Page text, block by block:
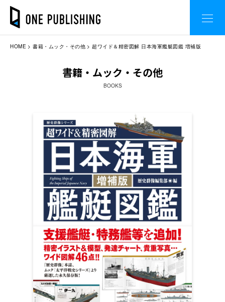
HOME 書籍・ムック・その他 超ワイド＆精密図解 日本海軍艦艇図鑑 増補版
書籍・ムック・その他
BOOKS